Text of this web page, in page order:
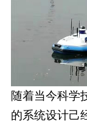
随着当今科学
的系统设计己